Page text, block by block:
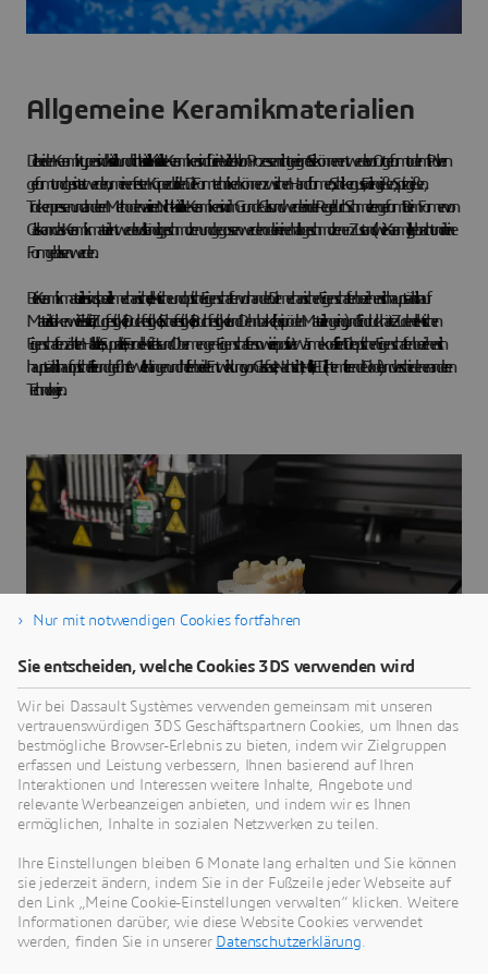
Allgemeine Keramikmaterialien
Die beiden Keramiktypen sind kristallin und nicht kristallin. Kristalline Keramiken sind für eine Vielzahl von Prozessen nicht geeignet. Sie können entweder vor Ort geformt oder mit Pulvern
geformt und gesintert werden, um einen festen Körper zu bilden. Die Formtechniken können zwischen Handformen, Schlickerguss, Foliengießen, Spritzgießen,
Trockenpressen und anderen Methoden variieren. Nicht-kristalline Keramiken sind im Grunde Glas und werden in der Regel durch Schmelzen geformt. Beim Formen von
Glas kann das Keramikmaterial entweder vollständig geschmolzen und gegossen werden oder in einen halbgeschmolzenen Zustand (wie Karamell) gebracht und in eine
Form geblasen werden.
Bei Keramikmaterialien sind spezielle mechanische, elektrische und optische Eigenschaften vorhanden. Die mechanischen Eigenschaften beziehen sich hauptsächlich auf
Materialstärken wie Elastizität, Zugfestigkeit, Druckfestigkeit, Scherfestigkeit, Bruchfestigkeit und Dehnbarkeit (bei spröden Materialien gering) und Eindruckhärte. Zu den elektrischen
Eigenschaften zählten Halbleiter-, Supraleiter-, Ferroelektrizitäts- und Obermengen-Eigenschaften sowie ein positiver Wärmekoeffizient. Die optischen Eigenschaften beziehen sich
hauptsächlich auf optische Filter und geführte Wellenlängen und helfen bei der Entwicklung von Glasfaser-, Nachtsicht-, Militär-, LED- (lichtemittierende Diode) und verschiedenen anderen
Technologien.
3DEXPERIENCE MAKE
Erhalten Sie sekundenschnell Angebote für Ihre Bauteile
Nur mit notwendigen Cookies fortfahren
Sie entscheiden, welche Cookies 3DS verwenden wird
Wir bei Dassault Systèmes verwenden gemeinsam mit unseren
vertrauenswürdigen 3DS Geschäftspartnern Cookies, um Ihnen das
bestmögliche Browser-Erlebnis zu bieten, indem wir Zielgruppen
erfassen und Leistung verbessern, Ihnen basierend auf Ihren
Interaktionen und Interessen weitere Inhalte, Angebote und
relevante Werbeanzeigen anbieten, und indem wir es Ihnen
ermöglichen, Inhalte in sozialen Netzwerken zu teilen.
Ihre Einstellungen bleiben 6 Monate lang erhalten und Sie können
sie jederzeit ändern, indem Sie in der Fußzeile jeder Webseite auf
den Link „Meine Cookie-Einstellungen verwalten“ klicken. Weitere
Informationen darüber, wie diese Website Cookies verwendet
werden, finden Sie in unserer Datenschutzerklärung.